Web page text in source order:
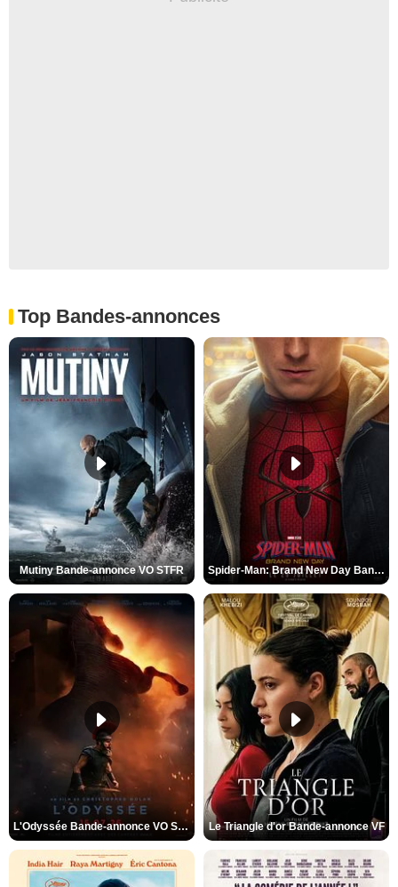
Top Bandes-annonces
Mutiny Bande-annonce VO STFR Spider-Man: Brand New Day Bande-annonce VO STFR
L'Odyssée Bande-annonce VO STFR Le Triangle d'or Bande-annonce VF